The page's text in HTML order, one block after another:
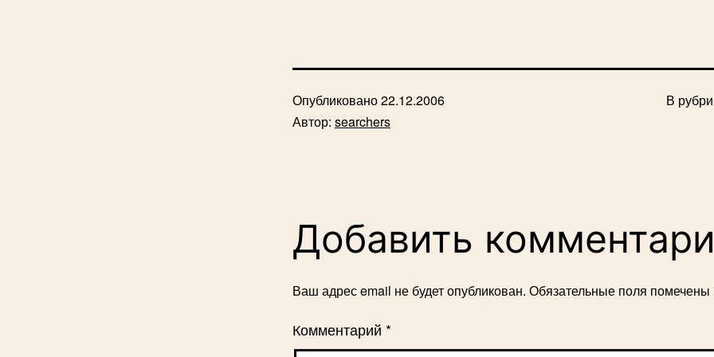
Опубликовано22.12.2006
Автор: searchers
В
Добавить
Ваш адрес email не будет опубликован. Обязательные поля помечены
Комментарий *